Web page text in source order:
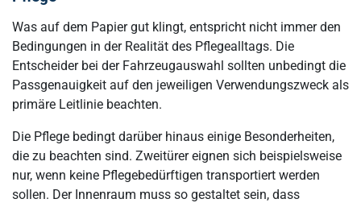
Was auf dem Papier gut klingt, entspricht nicht immer den
Bedingungen in der Realität des Pflegealltags. Die
Entscheider bei der Fahrzeugauswahl sollten unbedingt die
Passgenauigkeit auf den jeweiligen Verwendungszweck als
primäre Leitlinie beachten.
Die Pflege bedingt darüber hinaus einige Besonderheiten,
die zu beachten sind. Zweitürer eignen sich beispielsweise
nur, wenn keine Pflegebedürftigen transportiert werden
sollen. Der Innenraum muss so gestaltet sein, dass